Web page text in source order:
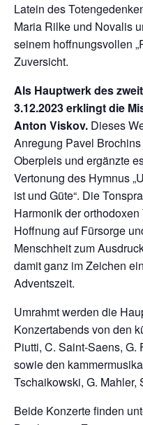
Latein des
Maria Rilke und Novalis
seinem hoffnungsvollen
Zuversicht.
Als Hauptwerk des
3.12.2023 erklingt die
Anton Viskov. Dieses
Anregung Pavel
Oberpleis und ergänzte
Vertonung des Hymnus
ist und Güte“. Die
Harmonik der
Hoffnung auf Fürsorge
Menschheit zum
damit ganz im Zeichen
Adventszeit.
Umrahmt werden die
Konzertabends von den
Piutti, C. Saint-Saens, G.
sowie den
Tschaikowski, G. Mahler,
Beide Konzerte finden